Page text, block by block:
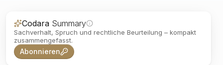
Codara Summary
Sachverhalt, Spruch und rechtliche Beurteilung – kompakt
zusammengefasst.
Abonnieren